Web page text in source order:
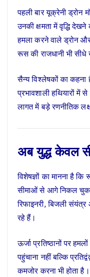
पहली बार यूक्रेनी ड्रोन
उनकी क्षमता में वृद्धि
हमला करने वाले ड्रोन
रूस की राजधानी भी
सैन्य विश्लेषकों का
प्रभावशाली हथियारों
लागत में बड़े रणनीतिक
अब युद्ध केवल
विशेषज्ञों का मानना है
सीमाओं से आगे निकल चुका
रिफाइनरी, बिजली
रहे हैं।
ऊर्जा प्रतिष्ठानों पर
पहुंचाना नहीं बल्कि
कमजोर करना भी होता